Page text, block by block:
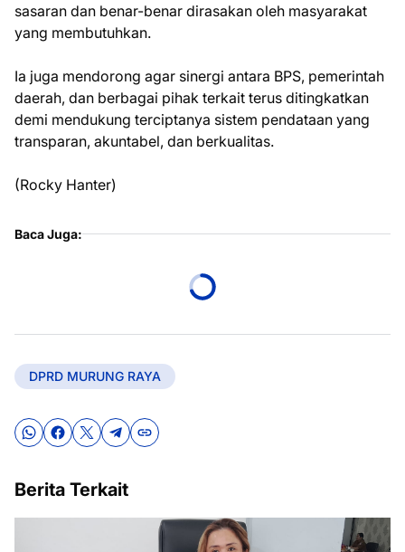
sasaran dan benar-benar dirasakan oleh masyarakat
yang membutuhkan.
Ia juga mendorong agar sinergi antara BPS, pemerintah
daerah, dan berbagai pihak terkait terus ditingkatkan
demi mendukung terciptanya sistem pendataan yang
transparan, akuntabel, dan berkualitas.
(Rocky Hanter)
Baca Juga:
DPRD MURUNG RAYA
Berita Terkait